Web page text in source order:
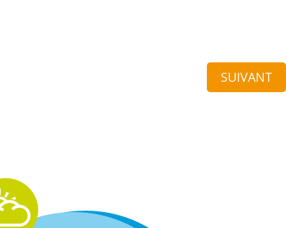
SUIVANT